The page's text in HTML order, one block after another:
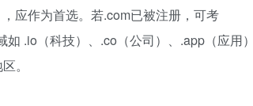
应作为首选。若.com已被注册，可考
.io（科技）、.co（公司）、.app（应用
。